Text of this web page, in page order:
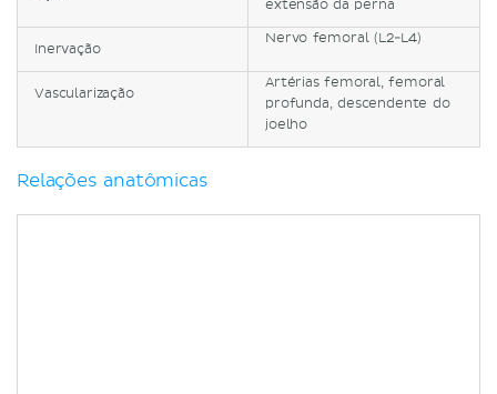
extensão da perna
Inervação
Nervo femoral (L2-L4)
Vascularização
Artérias femoral, femoral
profunda, descendente do
joelho
Relações anatômicas